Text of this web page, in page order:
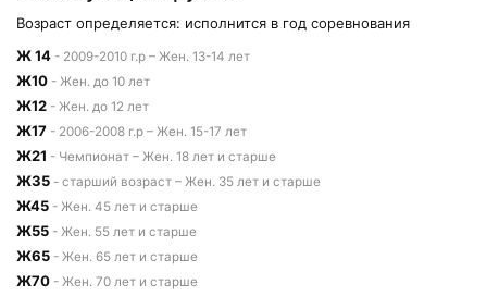
Возраст определяется: исполнится в год соревнования
Ж 14 - 2009-2010 г.р – Жен. 13-14 лет
Ж10 - Жен. до 10 лет
Ж12 - Жен. до 12 лет
Ж17 - 2006-2008 г.р – Жен. 15-17 лет
Ж21 - Чемпионат – Жен. 18 лет и старше
Ж35 - старший возраст – Жен. 35 лет и старше
Ж45 - Жен. 45 лет и старше
Ж55 - Жен. 55 лет и старше
Ж65 - Жен. 65 лет и старше
Ж70 - Жен. 70 лет и старше